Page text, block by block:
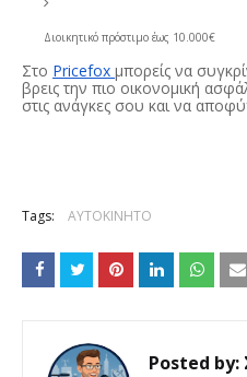
Διοικητικό πρόστιμο έως 10.000€
Στο Pricefox μπορείς να
βρεις την πιο οικονομική
στις ανάγκες σου και να
Tags: ΑΥΤΟΚΙΝΗΤΟ
Posted by: